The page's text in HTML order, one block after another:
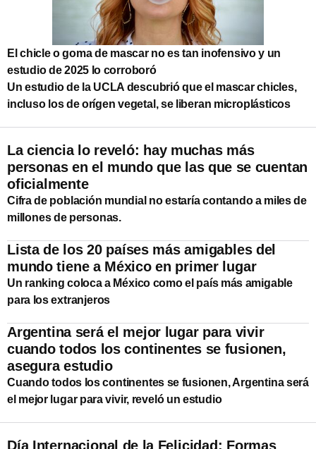
El chicle o goma de mascar no es tan inofensivo y un
estudio de 2025 lo corroboró
Un estudio de la UCLA descubrió que el mascar chicles,
incluso los de orígen vegetal, se liberan microplásticos
La ciencia lo reveló: hay muchas más
personas en el mundo que las que se cuentan
oficialmente
Cifra de población mundial no estaría contando a miles de
millones de personas.
Lista de los 20 países más amigables del
mundo tiene a México en primer lugar
Un ranking coloca a México como el país más amigable
para los extranjeros
Argentina será el mejor lugar para vivir
cuando todos los continentes se fusionen,
asegura estudio
Cuando todos los continentes se fusionen, Argentina será
el mejor lugar para vivir, reveló un estudio
Día Internacional de la Felicidad: Formas